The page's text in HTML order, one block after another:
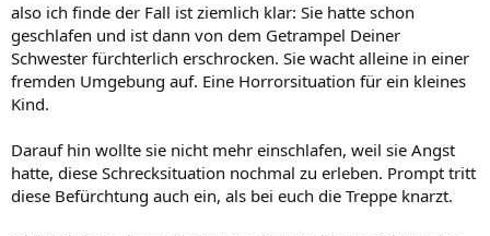
also ich finde der Fall ist ziemlich klar: Sie hatte schon
geschlafen und ist dann von dem Getrampel Deiner
Schwester fürchterlich erschrocken. Sie wacht alleine in einer
fremden Umgebung auf. Eine Horrorsituation für ein kleines
Kind.
Darauf hin wollte sie nicht mehr einschlafen, weil sie Angst
hatte, diese Schrecksituation nochmal zu erleben. Prompt tritt
diese Befürchtung auch ein, als bei euch die Treppe knarzt.